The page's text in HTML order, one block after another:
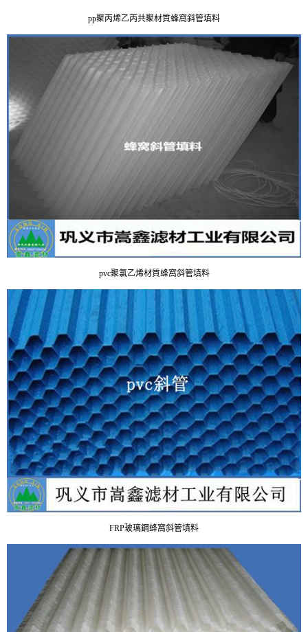
pp聚丙烯乙丙共聚材質蜂窩斜管填料
pvc聚氯乙烯材質蜂窩斜管填料
FRP玻璃鋼蜂窩斜管填料